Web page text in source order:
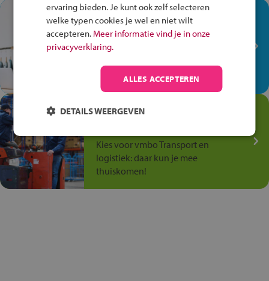
In de winkel ben je op je
plek!
Ontdek via het vmbo jouw talent
op de winkelvloer, waar elke dag
anders is!
Jouw talent in de
Kies voor vmbo Transport en
logistiek: daar kun je mee
thuiskomen!
ervaring bieden. Je kunt ook zelf selecteren
welke typen cookies je wel en niet wilt
accepteren. Meer informatie vind je in onze
privacyverklaring.
ALLES ACCEPTEREN
DETAILS WEERGEVEN